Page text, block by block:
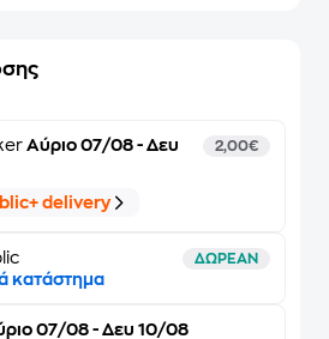
Αύριο 07/08 - Δευ
2,00€
delivery
ΔΩΡΕΑΝ
κατάστημα
07/08 - Δευ 10/08